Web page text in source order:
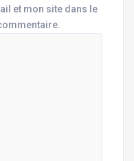
et mon site dans le